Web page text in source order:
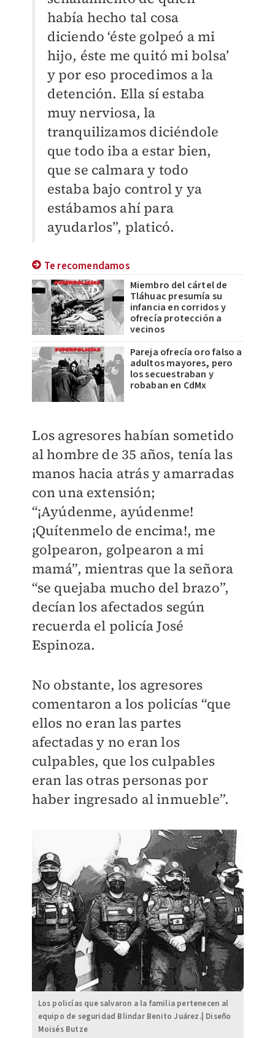
había hecho tal cosa
diciendo ‘éste golpeó a mi
hijo, éste me quitó mi bolsa’
y por eso procedimos a la
detención. Ella sí estaba
muy nerviosa, la
tranquilizamos diciéndole
que todo iba a estar bien,
que se calmara y todo
estaba bajo control y ya
estábamos ahí para
ayudarlos”, platicó.
Te recomendamos
Miembro del cártel de
Tláhuac presumía su
infancia en corridos y
ofrecía protección a
vecinos
Pareja ofrecía oro falso a
adultos mayores, pero
los secuestraban y
robaban en CdMx
Los agresores habían sometido
al hombre de 35 años, tenía las
manos hacia atrás y amarradas
con una extensión;
“¡Ayúdenme, ayúdenme!
¡Quítenmelo de encima!, me
golpearon, golpearon a mi
mamá”, mientras que la señora
“se quejaba mucho del brazo”,
decían los afectados según
recuerda el policía José
Espinoza.
No obstante, los agresores
comentaron a los policías “que
ellos no eran las partes
afectadas y no eran los
culpables, que los culpables
eran las otras personas por
haber ingresado al inmueble”.
Los policías que salvaron a la familia pertenecen al
equipo de seguridad Blindar Benito Juárez.| Diseño
Moisés Butze